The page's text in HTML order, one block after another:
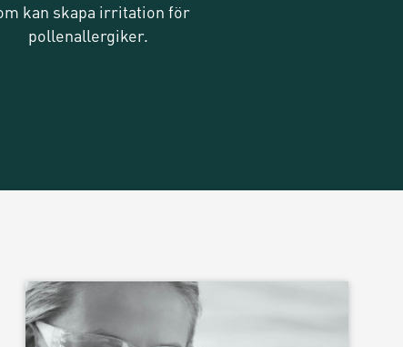
kan skapa irritation för
pollenallergiker.